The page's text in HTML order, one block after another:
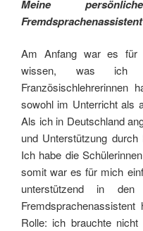
Meine
Fremdsprachenassistent
Am Anfang war es für
wissen, was ich
Französischlehrerinnen
sowohl im Unterricht als
Als ich in Deutschland
und Unterstützung
Ich habe die
somit war es für mich
unterstützend in den
Rolle: ich brauchte